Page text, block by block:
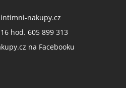
intimni-nakupy.cz
hod. 605 899 313
na Facebooku